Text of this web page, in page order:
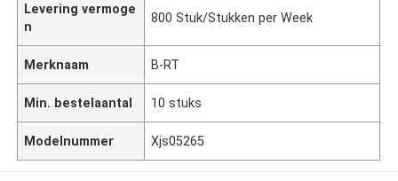
Levering vermoge
n
800 Stuk/Stukken per Week
Merknaam B-RT
Min. bestelaantal 10 stuks
Modelnummer Xjs05265